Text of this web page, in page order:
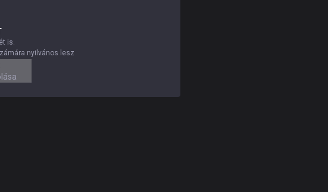
is.
nyilvános lesz